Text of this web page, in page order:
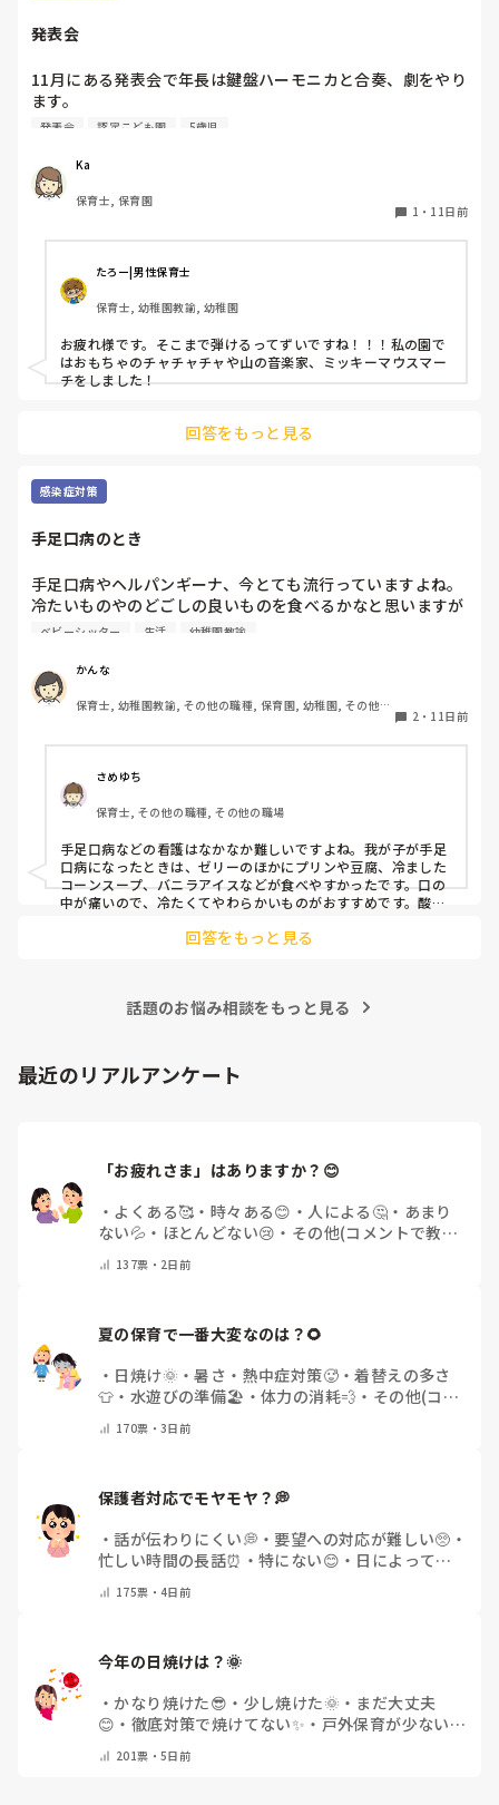
発表会
11月にある発表会で年長は鍵盤ハーモニカと合奏、劇をやり
ます。
鍵盤ハーモニカは年長になった4月から始まり、キラキラ星
になりました。
発表会でオススメの曲ありますか？？
鍵盤ハーモニカは二重奏にしようか迷っています！
発表会 認定こども園 5歳児
Ka
保育士, 保育園
1 ・ 11日前
たろー|男性保育士
保育士, 幼稚園教諭, 幼稚園
お疲れ様です。そこまで弾けるってずいですね！！！私の園で
はおもちゃのチャチャチャや山の音楽家、ミッキーマウスマー
チをしました！
回答をもっと見る
感染症対策
手足口病のとき
手足口病やヘルパンギーナ、今とても流行っていますよね。
冷たいものやのどごしの良いものを食べるかなと思いますが
口内が痛くて食べられない子に、この商品が食べやすかっ
何かありましたら教えてください！
ベビーシッター 生活 幼稚園教諭
かんな
保育士, 幼稚園教諭, その他の職種, 保育園, 幼稚園, その他の
2 ・ 11日前
さめゆち
保育士, その他の職種, その他の職場
手足口病などの看護はなかなか難しいですよね。我が子が手足
口病になったときは、ゼリーのほかにプリンや豆腐、冷ました
コーンスープ、バニラアイスなどが食べやすかったです。口の
中が痛いので、冷たくてやわらかいものがおすすめです。酸味
た。水分も少しずつこまめに摂れると安心ですよ。
回答をもっと見る
話題のお悩み相談をもっと見る
最近のリアルアンケート
「お疲れさま」はありますか？😊
・ よくある🥰 ・ 時々ある😊 ・ 人による🤔 ・ あまり
ない💦 ・ ほとんどない😢 ・ その他(コメントで教え
137票・ 2日前
夏の保育で一番大変なのは？🌻
・ 日焼け🌞 ・暑さ・熱中症対策🥵・着替えの多さ
👕 ・ 水遊びの準備🏖️ ・ 体力の消耗💨 ・ その他(コメ
170票・3日前
保護者対応でモヤモヤ？💭
・話が伝わりにくい💭 ・ 要望への対応が難しい🥺 ・
忙しい時間の長話⏰ ・ 特にない😊 ・ 日によって違
175票・4日前
今年の日焼けは？🌞
・ かなり焼けた😎 ・ 少し焼けた🌞 ・ まだ大丈夫
😊 ・ 徹底対策で焼けてない✨ ・ 戸外保育が少ない
201票・5日前